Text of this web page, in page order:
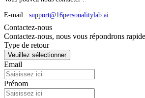
E-mail : support@16personalitylab.ai
Contactez-nous
Contactez-nous, nous vous répondrons
Type de retour
Veuillez sélectionner
Email
Prénom